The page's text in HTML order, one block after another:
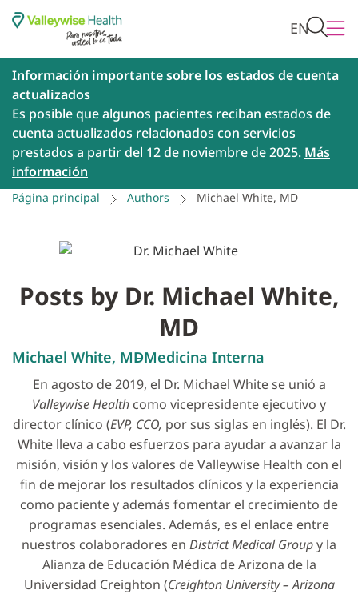
EN
Información importante sobre los estados de cuenta
actualizados
Es posible que algunos pacientes reciban estados de
cuenta actualizados relacionados con servicios
prestados a partir del 12 de noviembre de 2025. Más
información
Página principal Authors Michael White, MD
Posts by Dr. Michael White,
MD
Michael White, MDMedicina Interna
En agosto de 2019, el Dr. Michael White se unió a
Valleywise Health como vicepresidente ejecutivo y
director clínico (EVP, CCO, por sus siglas en inglés). El Dr.
White lleva a cabo esfuerzos para ayudar a avanzar la
misión, visión y los valores de Valleywise Health con el
fin de mejorar los resultados clínicos y la experiencia
como paciente y además fomentar el crecimiento de
programas esenciales. Además, es el enlace entre
nuestros colaboradores en District Medical Groupy la
Alianza de Educación Médica de Arizona de la
Universidad Creighton (Creighton University – Arizona